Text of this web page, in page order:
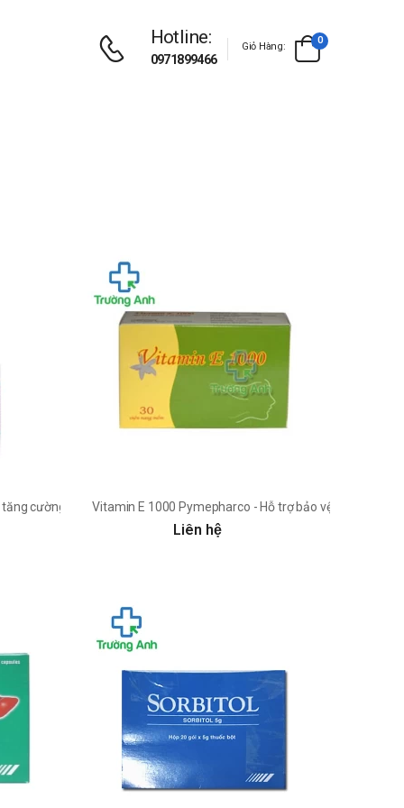
Hotline:
0971899466
Giỏ Hàng:
0
cường sức khỏe sinh lýVitamin E 1000 Pymepharco - Hỗ trợ bảo vệ da, Làm
Liên hệ